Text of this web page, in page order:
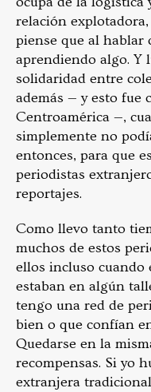
relación
piense que al hablar
aprendiendo algo. Y
solidaridad entre
además — y esto fue
Centroamérica —,
simplemente no
entonces, para que
periodistas
reportajes.
Como llevo tanto
muchos de estos
ellos incluso cuando
estaban en algún
tengo una red de
bien o que confían
Quedarse en la
recompensas. Si yo
extranjera